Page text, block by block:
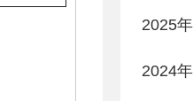
2025
2024